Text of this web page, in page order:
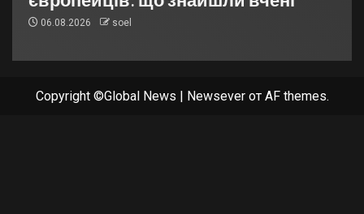
06.08.2026 soel
Copyright ©Global News | Newseverот AF themes.